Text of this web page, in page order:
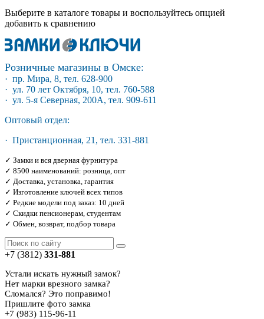
Выберите в каталоге товары и воспользуйтесь опцией
добавить к сравнению
Розничные магазины в Омске:
· пр. Мира, 8, тел. 628-900
· ул. 70 лет Октября, 10, тел. 760-588
· ул. 5-я Северная, 200А, тел. 909-611
Оптовый отдел:
· Пристанционная, 21, тел. 331-881
✓ Замки и вся дверная фурнитура
✓ 8500 наименований: розница, опт
✓ Доставка, установка, гарантия
✓ Изготовление ключей всех типов
✓ Редкие модели под заказ: 10 дней
✓ Скидки пенсионерам, студентам
✓ Обмен, возврат, подбор товара
+7 (3812) 331-881
Устали искать нужный замок?
Нет марки врезного замка?
Сломался? Это поправимо!
Пришлите фото замка
+7 (983) 115-96-11